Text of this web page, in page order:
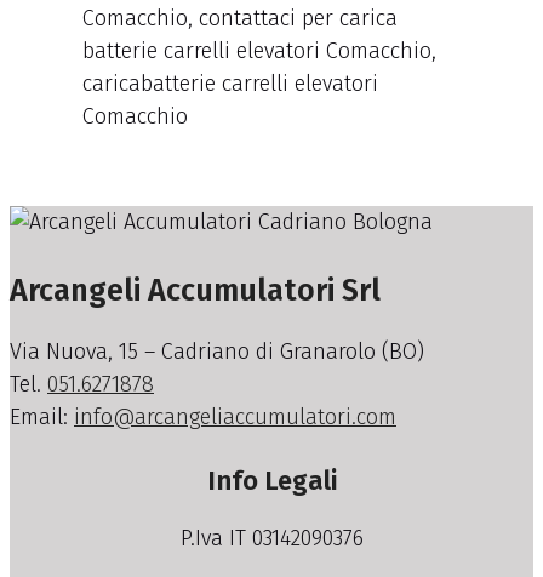
Comacchio, contattaci per carica
batterie carrelli elevatori Comacchio,
caricabatterie carrelli elevatori
Comacchio
Arcangeli Accumulatori Srl
Via Nuova, 15 – Cadriano di Granarolo (BO)
Tel. 051.6271878
Email: info@arcangeliaccumulatori.com
Info Legali
P.Iva IT 03142090376